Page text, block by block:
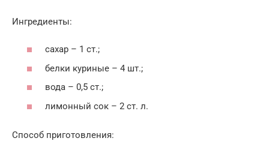
Ингредиенты:
сахар – 1 ст.;
белки куриные – 4 шт.;
вода – 0,5 ст.;
лимонный сок – 2 ст. л.
Способ приготовления: